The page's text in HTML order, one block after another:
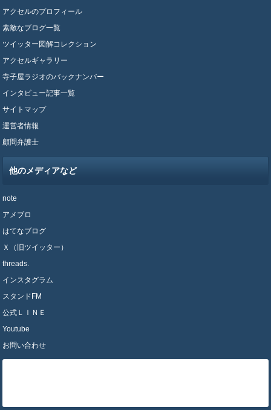
アクセルのプロフィール
素敵なブログ一覧
ツイッター図解コレクション
アクセルギャラリー
寺子屋ラジオのバックナンバー
インタビュー記事一覧
サイトマップ
運営者情報
顧問弁護士
他のメディアなど
note
アメブロ
はてなブログ
Ｘ（旧ツイッター）
threads.
インスタグラム
スタンドFM
公式ＬＩＮＥ
Youtube
お問い合わせ